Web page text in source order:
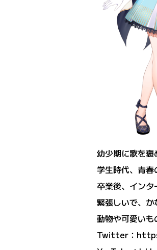
幼少期に歌を褒
学生時代、青春
卒業後、イン
緊張しいで、か
動物や可愛いも
Twitter：